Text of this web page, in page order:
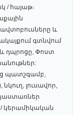
/ հայաթ։
և
գտնվում
դպրոցը, Փոստ
պատշգամբ,
լուսավոր,
/ կերամիկական